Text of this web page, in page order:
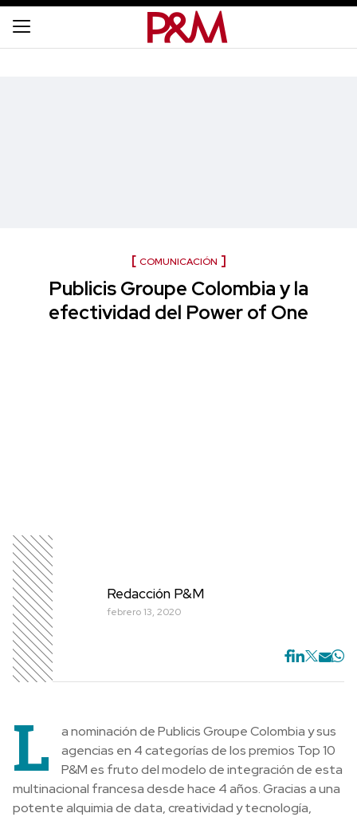
COMUNICACIÓN
Publicis Groupe Colombia y la
efectividad del Power of One
Redacción P&M
febrero 13, 2020
L
a nominación de Publicis Groupe Colombia y sus
agencias en 4 categorías de los premios Top 10
P&M es fruto del modelo de integración de esta
multinacional francesa desde hace 4 años. Gracias a una
potente alquimia de data, creatividad y tecnología,